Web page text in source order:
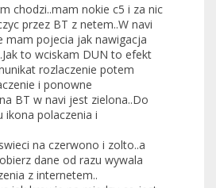
chodzi..mam nokie c5 i za nic
przez BT z netem..W navi
mam pojecia jak nawigacja
to wciskam DUN to efekt
rozlaczenie potem
i ponowne
BT w navi jest zielona..Do
ikona polaczenia i
na czerwono i zolto..a
dane od razu wywala
z internetem..